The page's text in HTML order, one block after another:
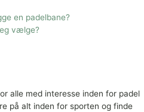
en padelbane?
vælge?
alle med interesse inden for padel
på alt inden for sporten og finde